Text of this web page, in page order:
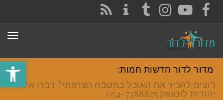
פתח
FACEBOOK
YOUTUBE
INSTAGRAM
TUMBLR
מדור לדור חדשות חמות:
רוצים להכיר את האוכל במטבח הצרפתי? דברו איתי
יהודית לוטואק 054-7388825.